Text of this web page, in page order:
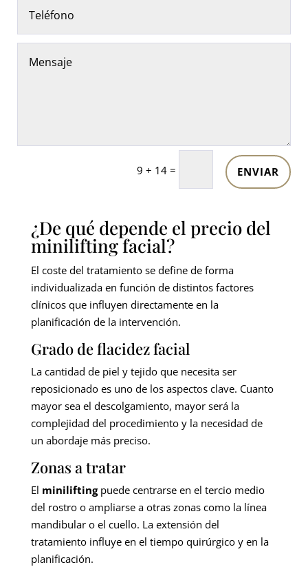
9 + 14 = ENVIAR
¿De qué depende el precio del
minilifting facial?
El coste del tratamiento se define de forma
individualizada en función de distintos factores
clínicos que influyen directamente en la
planificación de la intervención.
Grado de flacidez facial
La cantidad de piel y tejido que necesita ser
reposicionado es uno de los aspectos clave. Cuanto
mayor sea el descolgamiento, mayor será la
complejidad del procedimiento y la necesidad de
un abordaje más preciso.
Zonas a tratar
El miniliftingpuede centrarse en el tercio medio
del rostro o ampliarse a otras zonas como la línea
mandibular o el cuello. La extensión del
tratamiento influye en el tiempo quirúrgico y en la
planificación.